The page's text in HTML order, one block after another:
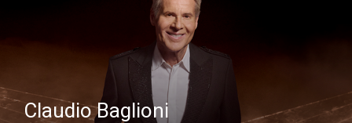
Claudio Baglioni